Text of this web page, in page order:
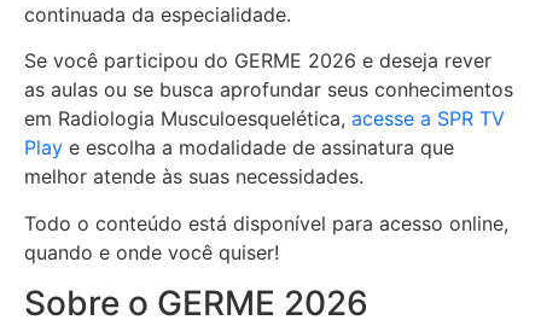
continuada da especialidade.
Se você participou do GERME 2026 e deseja rever
as aulas ou se busca aprofundar seus conhecimentos
em Radiologia Musculoesquelética, acesse a SPR TV
Play e escolha a modalidade de assinatura que
melhor atende às suas necessidades.
Todo o conteúdo está disponível para acesso online,
quando e onde você quiser!
Sobre o GERME 2026